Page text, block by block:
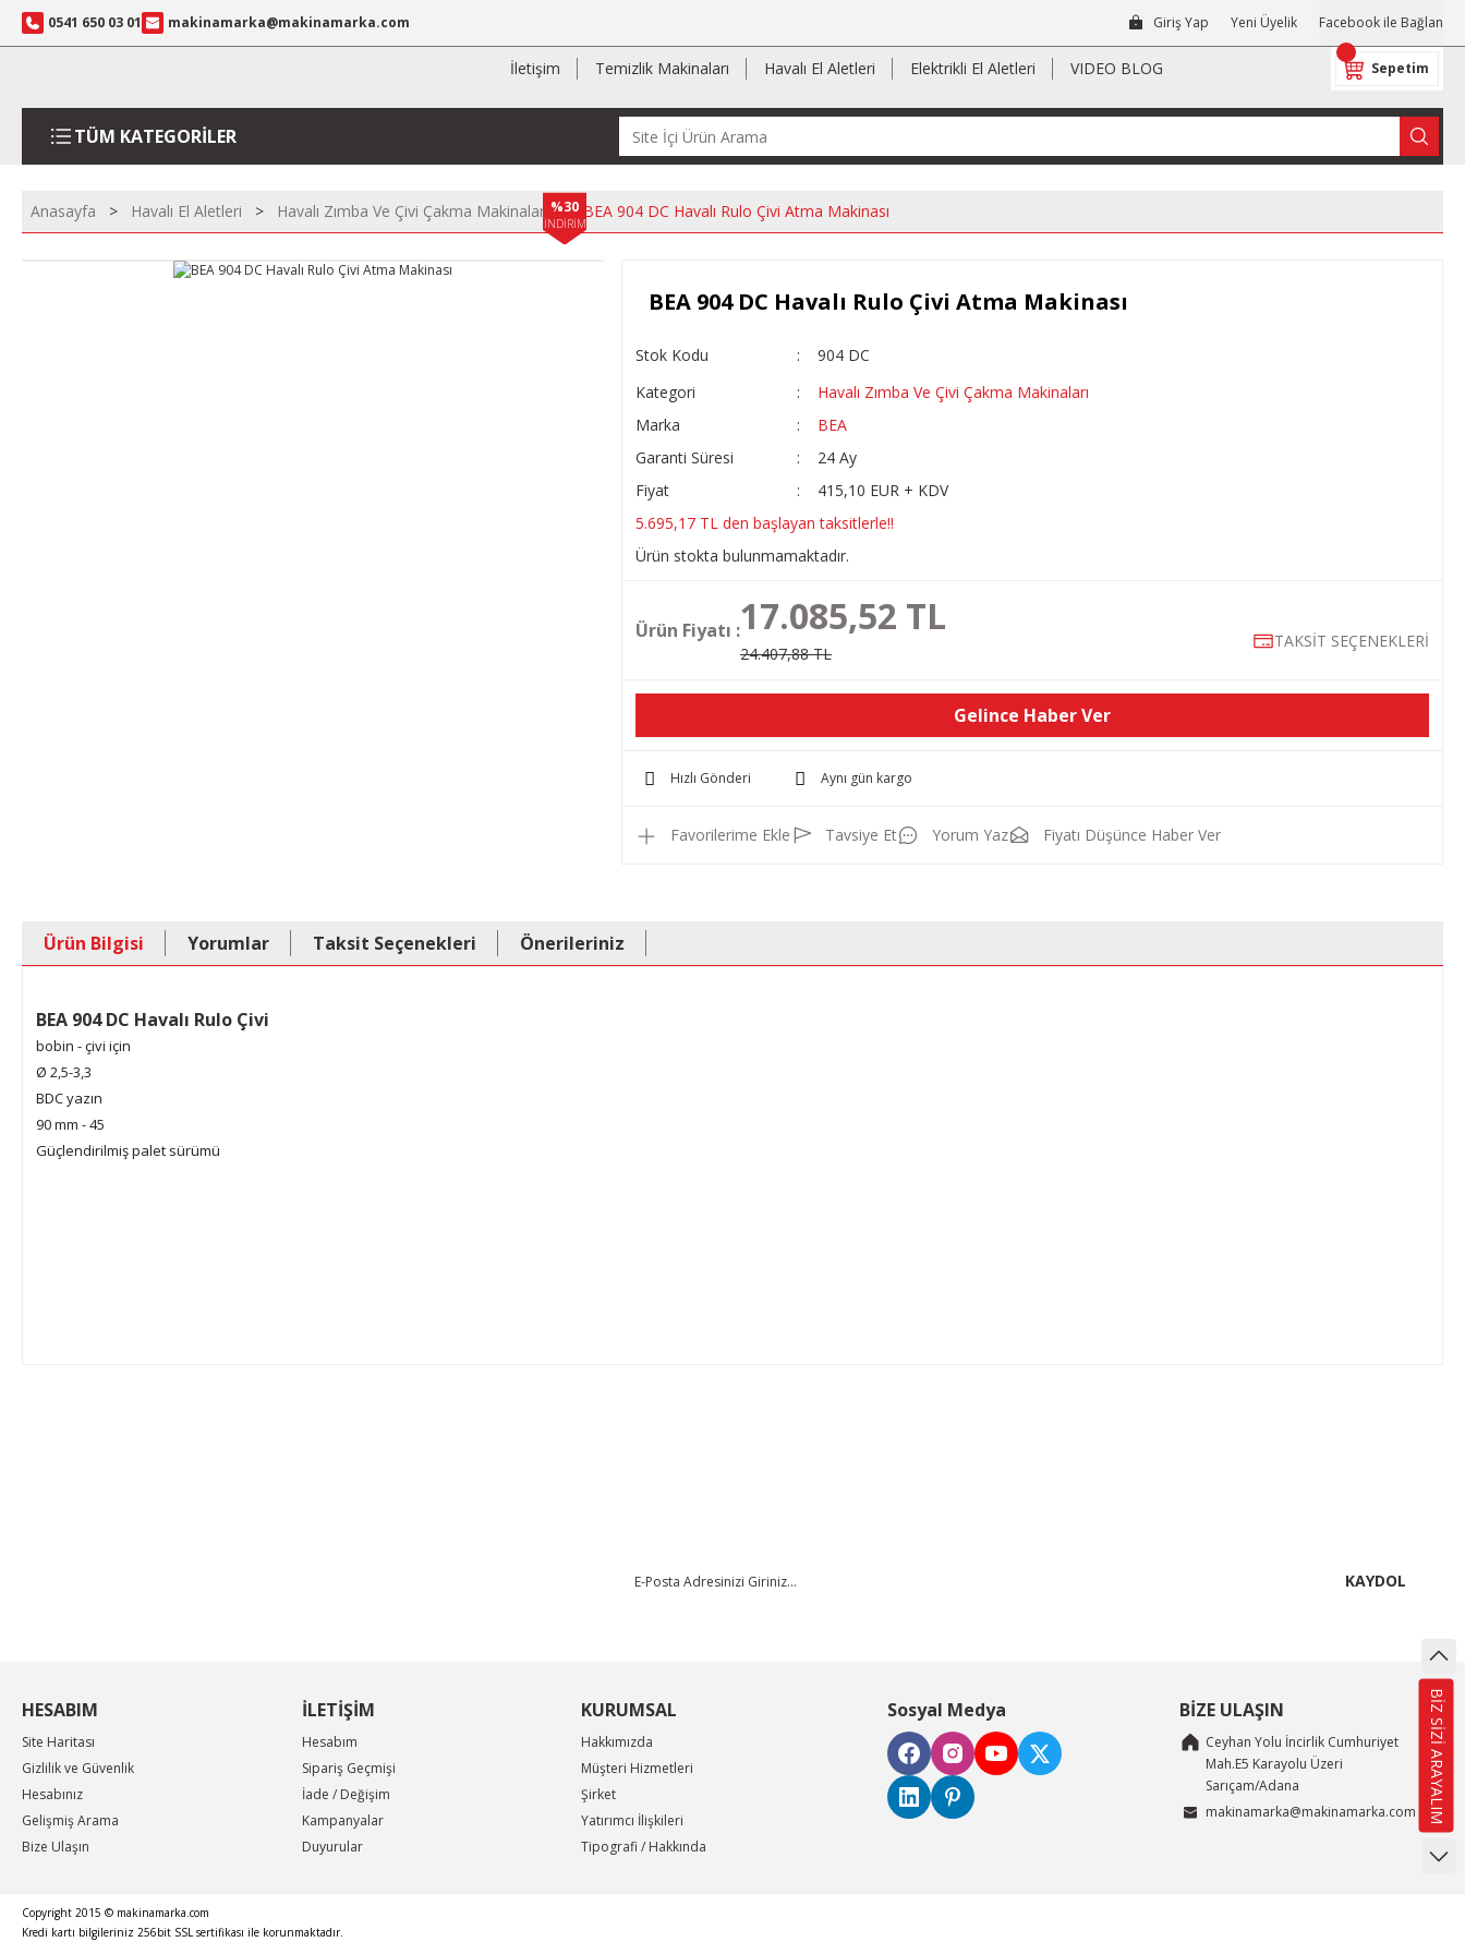
0541 650 03 01 makinamarka@makinamarka.com Giriş Yap Yeni Üyelik Facebook ile Bağlan
İletişim Temizlik Makinaları Havalı El Aletleri Elektrikli El Aletleri VIDEO BLOG Sepetim
TÜM KATEGORİLER
Anasayfa Havalı El Aletleri Havalı Zımba Ve Çivi Çakma Makinaları BEA 904 DC Havalı Rulo Çivi Atma Makinası
%30
İNDİRİM
BEA 904 DC Havalı Rulo Çivi Atma Makinası
Stok Kodu
904 DC
Kategori
Havalı Zımba Ve Çivi Çakma Makinaları
Marka
BEA
Garanti Süresi
24 Ay
Fiyat
415,10 EUR + KDV
5.695,17 TL den başlayan taksitlerle!!
Ürün stokta bulunmamaktadır.
Ürün Fiyatı :17.085,52 TL
24.407,88 TL
TAKSİT SEÇENEKLERİ
Gelince Haber Ver
Hızlı Gönderi Aynı gün kargo
Tavsiye Et Yorum Yaz Fiyatı Düşünce Haber Ver
Ürün Bilgisi Yorumlar Taksit Seçenekleri Önerileriniz
BEA 904 DC Havalı Rulo Çivi
bobin - çivi için
Ø 2,5-3,3
BDC yazın
90 mm - 45
Güçlendirilmiş palet sürümü
KAYDOL
HESABIM
Site Haritası
Gizlilik ve Güvenlik
Hesabınız
Gelişmiş Arama
Bize Ulaşın
İLETİŞİM
Hesabım
Sipariş Geçmişi
İade / Değişim
Kampanyalar
Duyurular
KURUMSAL
Hakkımızda
Müşteri Hizmetleri
Şirket
Yatırımcı İlişkileri
Tipografi / Hakkında
Sosyal Medya BİZE ULAŞIN
Ceyhan Yolu İncirlik Cumhuriyet
Mah.E5 Karayolu Üzeri
Sarıçam/Adana
makinamarka@makinamarka.com
Copyright 2015 © makinamarka.com
Kredi kartı bilgileriniz 256bit SSL sertifikası ile korunmaktadır.
BİZ SİZİ ARAYALIM